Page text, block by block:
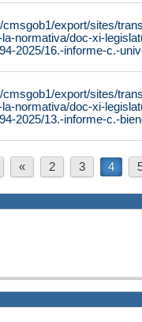
export/sites/
normativa/doc-xi-
2025/16.-informe-c.-
export/sites/
normativa/doc-xi-
2025/13.-informe-c.-
« 2 3 4